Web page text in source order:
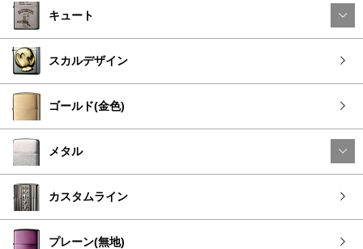
キュート
スカルデザイン
ゴールド(金色)
メタル
カスタムライン
プレーン(無地)